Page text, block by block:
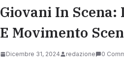
Giovani In Scena:
E Movimento
Dicembre 31, 2024 redazione 0